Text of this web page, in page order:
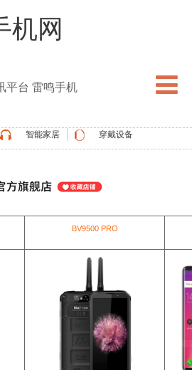
机网
平台 雷鸣手机
智能家居 穿戴设备
vernee
BV9500 PRO